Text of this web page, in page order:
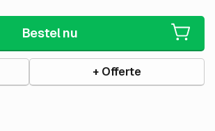
Bestel nu
+ Offerte